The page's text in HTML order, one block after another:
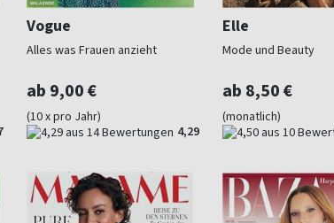
Vogue
Alles was Frauen anzieht
ab 9,00 €
(10 x pro Jahr)
4,29
Elle
Mode und Beauty
ab 8,50 €
(monatlich)